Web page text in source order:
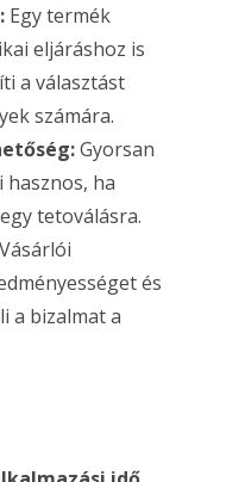
Egy termék
eljáráshoz is
a választást
számára.
Gyorsan
hasznos, ha
tetoválásra.
Vásárlói
és
a bizalmat a